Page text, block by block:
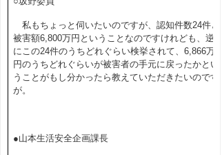
私もちょっと伺いたいのですが、認知件数24件と
被害額6,800万円ということなのですけれども、逆
にこの24件のうちどれぐらい検挙されて、6,866万
円のうちどれぐらいが被害者の手元に戻ったかとい
うことがもし分かったら教えていただきたいのです
が。
●山本生活安全企画課長